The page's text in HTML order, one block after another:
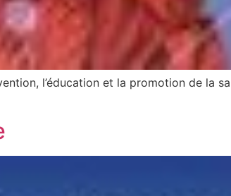
l’éducation et la promotion de la